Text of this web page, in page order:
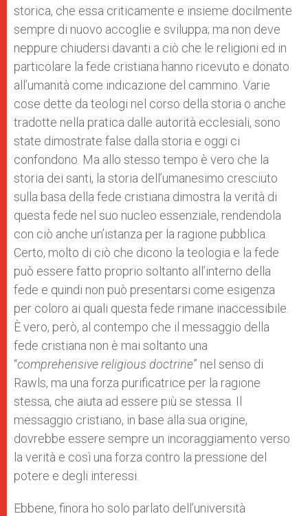
storica, che essa criticamente e insieme docilmente
sempre di nuovo accoglie e sviluppa; ma non deve
neppure chiudersi davanti a ciò che le religioni ed in
particolare la fede cristiana hanno ricevuto e donato
all’umanità come indicazione del cammino. Varie
cose dette da teologi nel corso della storia o anche
tradotte nella pratica dalle autorità ecclesiali, sono
state dimostrate false dalla storia e oggi ci
confondono. Ma allo stesso tempo è vero che la
storia dei santi, la storia dell’umanesimo cresciuto
sulla basa della fede cristiana dimostra la verità di
questa fede nel suo nucleo essenziale, rendendola
con ciò anche un’istanza per la ragione pubblica.
Certo, molto di ciò che dicono la teologia e la fede
può essere fatto proprio soltanto all’interno della
fede e quindi non può presentarsi come esigenza
per coloro ai quali questa fede rimane inaccessibile.
È vero, però, al contempo che il messaggio della
fede cristiana non è mai soltanto una
“comprehensive religious doctrine” nel senso di
Rawls, ma una forza purificatrice per la ragione
stessa, che aiuta ad essere più se stessa. Il
messaggio cristiano, in base alla sua origine,
dovrebbe essere sempre un incoraggiamento verso
la verità e così una forza contro la pressione del
potere e degli interessi.
Ebbene, finora ho solo parlato dell’università